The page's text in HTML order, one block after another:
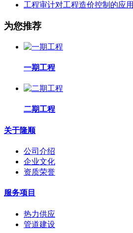
工程审计对工程造价控制的应用
为您推荐
一期工程
二期工程
关于隆顺
公司介绍
企业文化
资质荣誉
服务项目
热力供应
管道建设